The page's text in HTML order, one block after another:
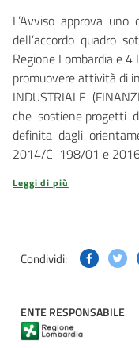
L’Avviso approva
dell’accordo quadro
Regione Lombardia e 4
promuovere attività di
INDUSTRIALE
che sostiene progetti
definita dagli
2014/C 198/01 e
Leggi di più
Condividi:
ENTE RESPONSABILE